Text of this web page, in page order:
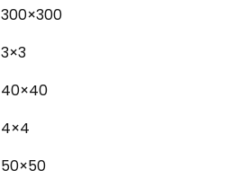
300×300
3×3
40×40
4×4
50×50